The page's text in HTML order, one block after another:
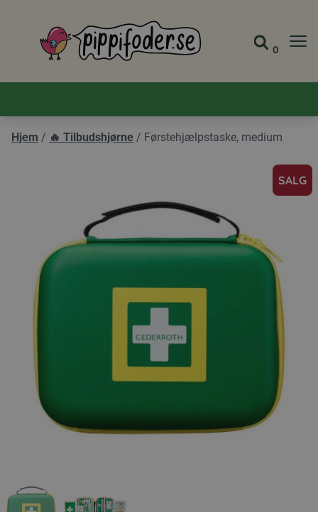
Pippifoder logo Gå til
Se
0
Hjem / 🔥 Tilbudshjørne / Førstehjælpstaske, medium
SALG